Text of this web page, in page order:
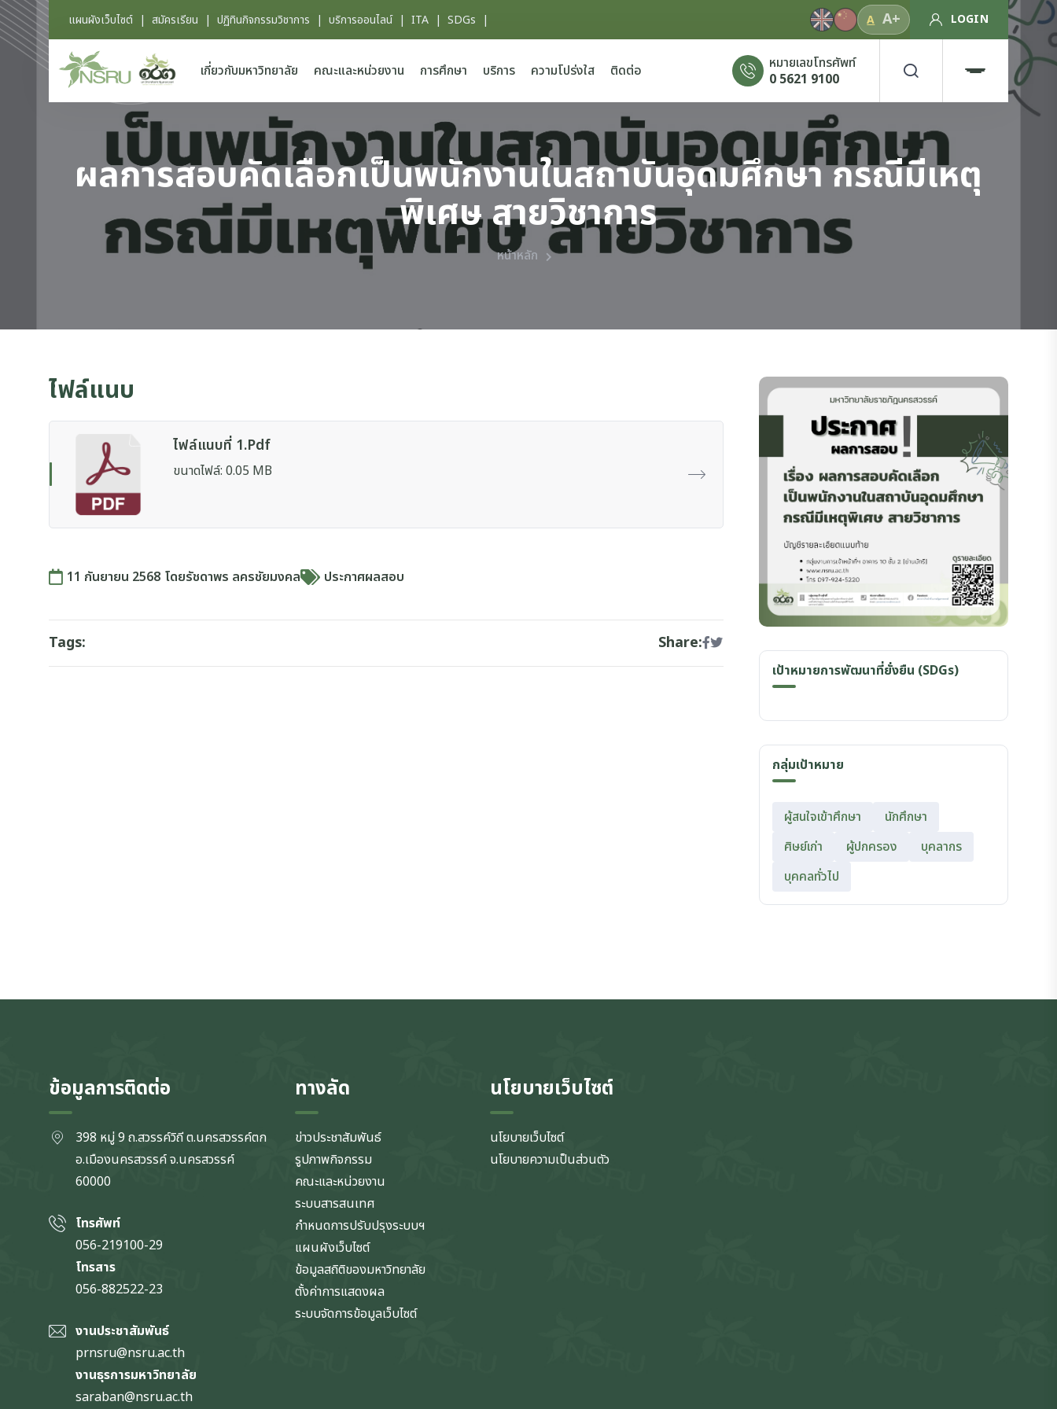
แผนผังเว็บไซต์ | สมัครเรียน | ปฏิทินกิจกรรมวิชาการ | บริการออนไลน์| ITA | SDGs | A A+ LOGIN
เกี่ยวกับมหาวิทยาลัย คณะและหน่วยงาน การศึกษา บริการ ความโปร่งใส ติดต่อ
หมายเลขโทรศัพท์
0 5621 9100
ผลการสอบคัดเลือกเป็นพนักงานในสถาบันอุดมศึกษา กรณีมีเหตุ
พิเศษ สายวิชาการ
หน้าหลัก
ไฟล์แนบ
ไฟล์แนบที่ 1.pdf
ขนาดไฟล์: 0.05 MB
11 กันยายน 2568 โดยรัชดาพร ลครชัยมงคล ประกาศผลสอบ
Tags: Share:
เป้าหมายการพัฒนาที่ยั่งยืน (SDGs)
กลุ่มเป้าหมาย
ผู้สนใจเข้าศึกษา
นักศึกษา
ศิษย์เก่า
ผู้ปกครอง
บุคลากร
บุคคลทั่วไป
ข้อมูลการติดต่อ
398 หมู่ 9 ถ.สวรรค์วิถี ต.นครสวรรค์ตก
อ.เมืองนครสวรรค์ จ.นครสวรรค์
60000
โทรศัพท์
056-219100-29
โทรสาร
056-882522-23
งานประชาสัมพันธ์
prnsru@nsru.ac.th
งานธุรการมหาวิทยาลัย
saraban@nsru.ac.th
ทางลัด
ข่าวประชาสัมพันธ์
รูปภาพกิจกรรม
คณะและหน่วยงาน
ระบบสารสนเทศ
กำหนดการปรับปรุงระบบฯ
แผนผังเว็บไซต์
ข้อมูลสถิติของมหาวิทยาลัย
ตั้งค่าการแสดงผล
ระบบจัดการข้อมูลเว็บไซต์
นโยบายเว็บไซต์
นโยบายเว็บไซต์
นโยบายความเป็นส่วนตัว